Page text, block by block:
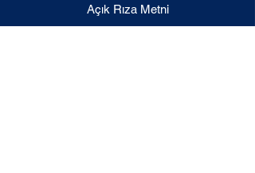
Açık Rıza Metni